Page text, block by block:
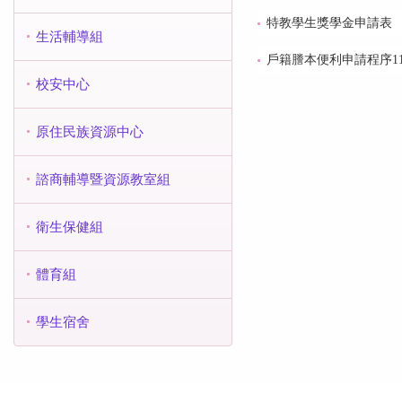
生活輔導組
校安中心
原住民族資源中心
諮商輔導暨資源教室組
衛生保健組
體育組
學生宿舍
特教學生獎學金申請表
戶籍謄本便利申請程序